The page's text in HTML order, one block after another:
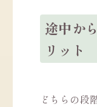
途中か
リット
どちらの段